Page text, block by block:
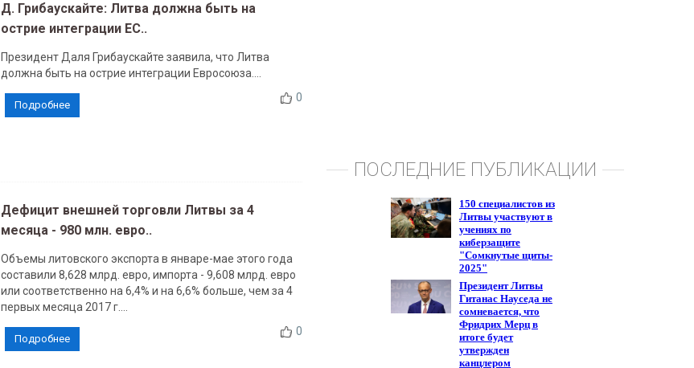
Д. Грибаускайте: Литва должна быть на
острие интеграции ЕС..
Президент Даля Грибаускайте заявила, что Литва
должна быть на острие интеграции Евросоюза....
0
Подробнее
Дефицит внешней торговли Литвы за 4
месяца - 980 млн. евро..
Объемы литовского экспорта в январе-мае этого года
составили 8,628 млрд. евро, импорта - 9,608 млрд. евро
или соответственно на 6,4% и на 6,6% больше, чем за 4
первых месяца 2017 г....
0
Подробнее
ПОСЛЕДНИЕ ПУБЛИКАЦИИ